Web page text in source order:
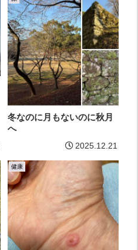
冬なのに月もないのに秋月
へ
2025.12.21
健康